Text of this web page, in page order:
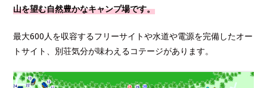
山を望む自然豊かなキャンプ場です。
最大600人を収容するフリーサイトや水道や電源を完備したオー
トサイト、別荘気分が味わえるコテージがあります。